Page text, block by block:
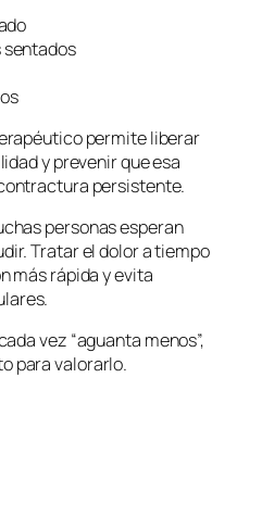
sentados
permite liberar
y prevenir que esa
persistente.
personas esperan
Tratar el dolor a tiempo
más rápida y evita
vez “aguanta menos”,
para valorarlo.